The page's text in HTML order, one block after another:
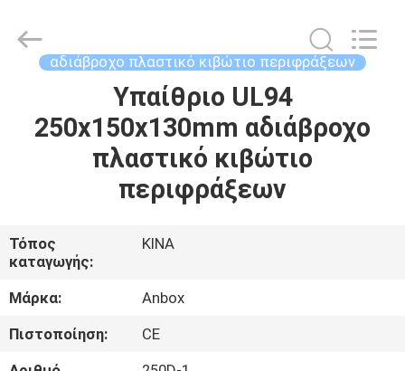
ΠΡΟΪΌΝΤΑ
ΕΜΕΊΣ
ΓΎΡΟΣ
ΕΡΓΟΣΤΑΣΊΩΝ
αδιάβροχο πλαστικό κιβώτιο περιφράξεων
Υπαίθριο UL94
250x150x130mm αδιάβροχο
πλαστικό κιβώτιο
περιφράξεων
Τόπος
καταγωγής:
ΚΙΝΑ
Μάρκα:
Anbox
Πιστοποίηση:
CE